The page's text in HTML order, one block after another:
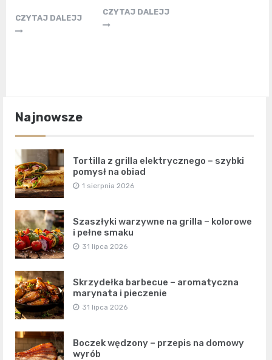
CZYTAJ DALEJJ
CZYTAJ DALEJJ
Najnowsze
Tortilla z grilla elektrycznego – szybki
pomysł na obiad
1 sierpnia 2026
Szaszłyki warzywne na grilla – kolorowe
i pełne smaku
31 lipca 2026
Skrzydełka barbecue – aromatyczna
marynata i pieczenie
31 lipca 2026
Boczek wędzony – przepis na domowy
wyrób